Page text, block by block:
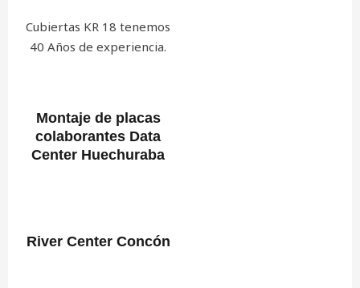
Cubiertas KR 18 tenemos
40 Años de experiencia.
Montaje de placas
colaborantes Data
Center Huechuraba
River Center Concón